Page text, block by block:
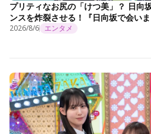
プリティなお尻の「けつ美」？ 日向
ンスを炸裂させる！『日向坂で会い
2026/8/6 エンタメ